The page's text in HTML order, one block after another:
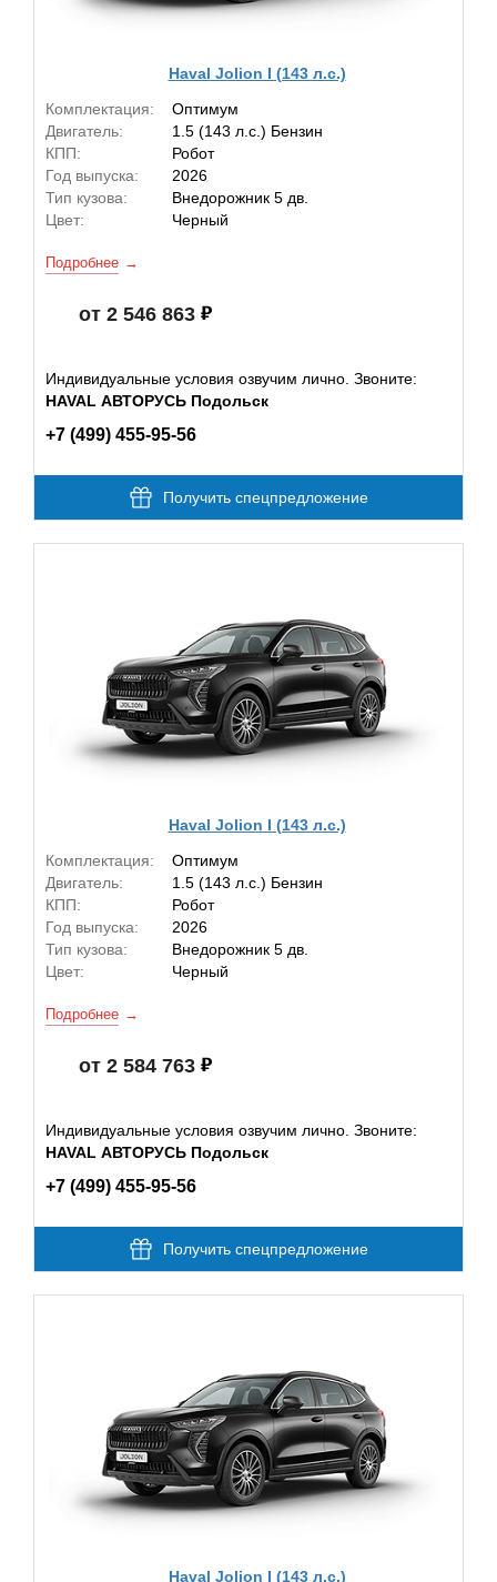
Haval Jolion I (143 л.с.)
Комплектация:
Оптимум
Двигатель:
1.5 (143 л.с.) Бензин
КПП:
Робот
Год выпуска:
2026
Тип кузова:
Внедорожник 5 дв.
Цвет:
Черный
Подробнее
от 2 546 863
Индивидуальные условия озвучим лично. Звоните:
HAVAL АВТОРУСЬ Подольск
+7 (499) 455-95-56
Получить спецпредложение
Haval Jolion I (143 л.с.)
Комплектация:
Оптимум
Двигатель:
1.5 (143 л.с.) Бензин
КПП:
Робот
Год выпуска:
2026
Тип кузова:
Внедорожник 5 дв.
Цвет:
Черный
Подробнее
от 2 584 763
Индивидуальные условия озвучим лично. Звоните:
HAVAL АВТОРУСЬ Подольск
+7 (499) 455-95-56
Получить спецпредложение
Haval Jolion I (143 л.с.)